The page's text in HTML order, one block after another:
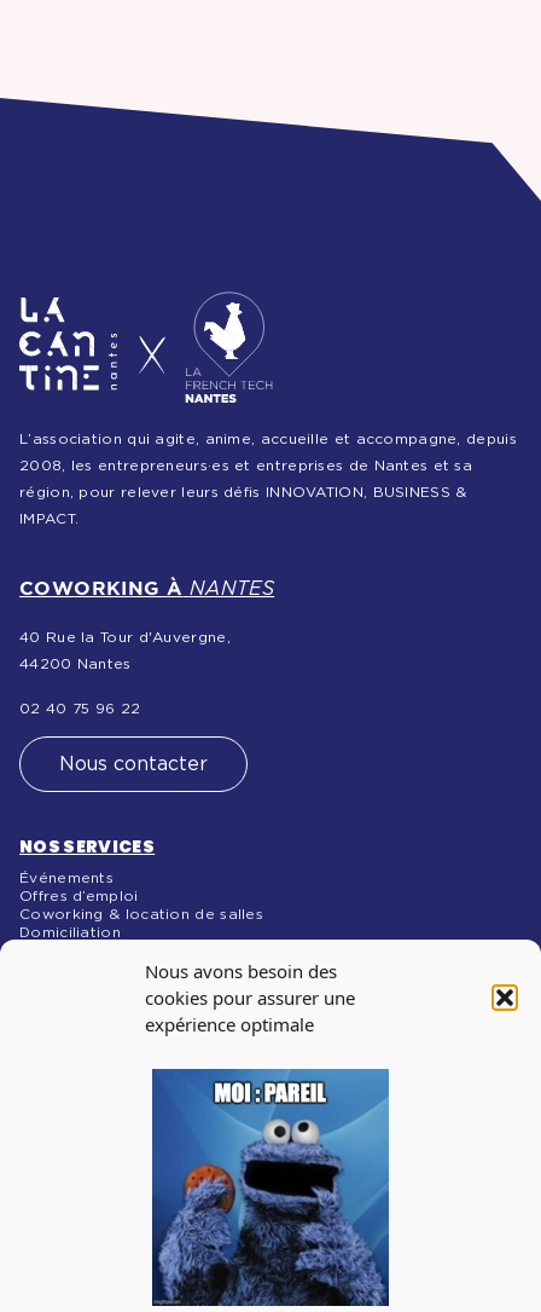
Nous avons besoin des
cookies pour assurer une
expérience optimale
L’association qui agite, anime, accueille et accompagne, depuis
2008, les entrepreneurs·es et entreprises de Nantes et sa
région, pour relever leurs défis INNOVATION, BUSINESS &
IMPACT.
COWORKING À NANTES
40 Rue la Tour d'Auvergne,
44200 Nantes
02 40 75 96 22
Nous contacter
NOS SERVICES
Événements
Offres d’emploi
Coworking & location de salles
Domiciliation
Abonnez-vous à notre newsletter pour recevoir les infos
sur les évènements, les offres d’emploi
J'accepte de recevoir la newsletter de La Cantine et je prends
connaissance de lapolitique de confidentialité.